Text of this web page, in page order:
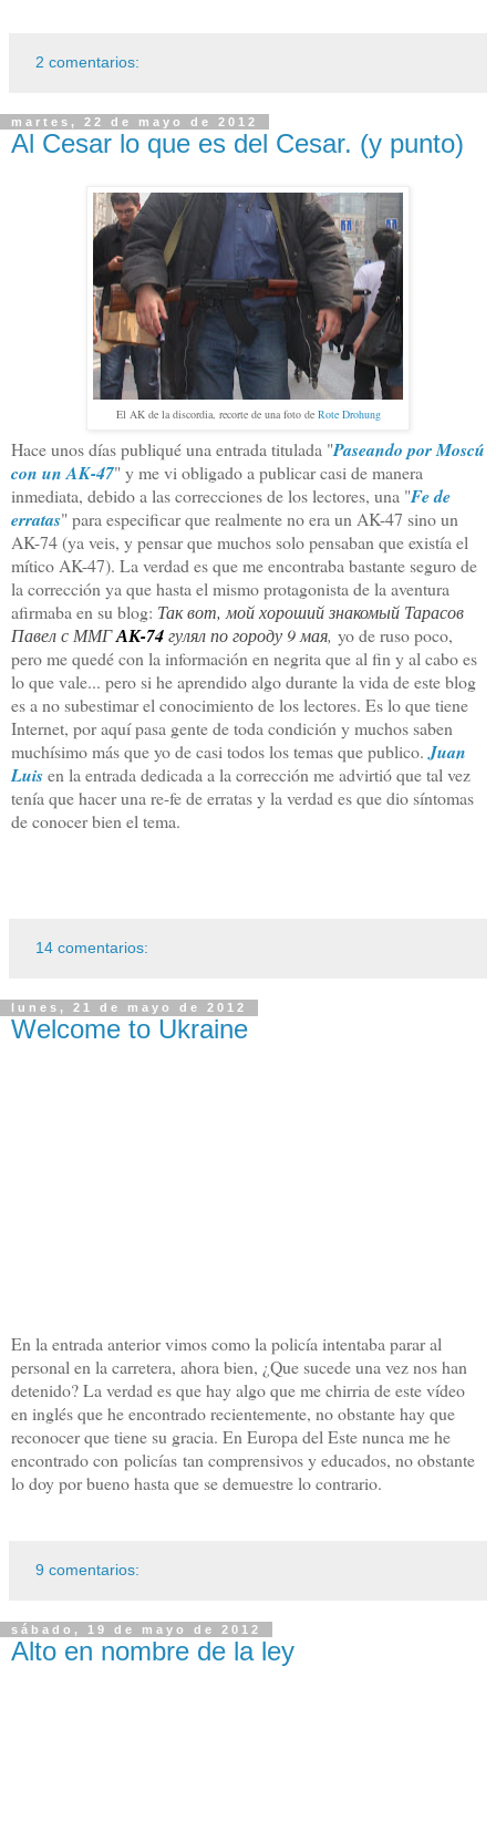
2 comentarios:
martes, 22 de mayo de 2012
Al Cesar lo que es del Cesar. (y punto)
El AK de la discordia, recorte de una foto de Rote Drohung
Hace unos días publiqué una entrada titulada "Paseando por Moscú
con un AK-47" y me vi obligado a publicar casi de manera
inmediata, debido a las correcciones de los lectores, una "Fe de
erratas" para especificar que realmente no era un AK-47 sino un
AK-74 (ya veis, y pensar que muchos solo pensaban que existía el
mítico AK-47). La verdad es que me encontraba bastante seguro de
la corrección ya que hasta el mismo protagonista de la aventura
afirmaba en su blog: Так вот, мой хороший знакомый Тарасов
Павел с ММГАК-74гулял по городу 9 мая, yo de ruso poco,
pero me quedé con la información en negrita que al fin y al cabo es
lo que vale... pero si he aprendido algo durante la vida de este blog
es a no subestimar el conocimiento de los lectores. Es lo que tiene
Internet, por aquí pasa gente de toda condición y muchos saben
muchísimo más que yo de casi todos los temas que publico.Juan
Luisen la entrada dedicada a la corrección me advirtió que tal vez
tenía que hacer una re-fe de erratas y la verdad es que dio síntomas
de conocer bien el tema.
14 comentarios:
lunes, 21 de mayo de 2012
Welcome to Ukraine
En la entrada anterior vimos como la policía intentaba parar al
personal en la carretera, ahora bien, ¿Que sucede una vez nos han
detenido? La verdad es que hay algo que me chirria de este vídeo
en inglés que he encontrado recientemente, no obstante hay que
reconocer que tiene su gracia. En Europa del Este nunca me he
encontrado con policías tan comprensivos y educados, no obstante
lo doy por bueno hasta que se demuestre lo contrario.
9 comentarios:
sábado, 19 de mayo de 2012
Alto en nombre de la ley